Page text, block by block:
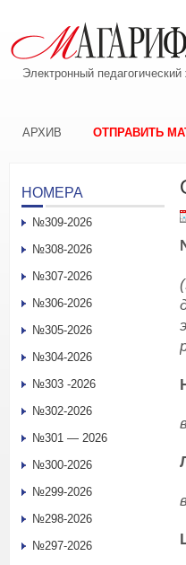
Электронный
АРХИВ ОТПРАВИТЬ
НОМЕРА
№309-2026
№308-2026
№307-2026
№306-2026
№305-2026
№304-2026
№303 -2026
№302-2026
№301 — 2026
№300-2026
№299-2026
№298-2026
№297-2026